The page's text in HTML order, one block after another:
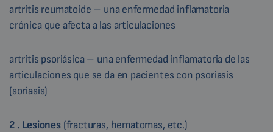
artritis reumatoide – una enfermedad inflamatoria
crónica que afecta a las articulaciones
artritis psoriásica – una enfermedad inflamatoria de las
articulaciones que se da en pacientes con psoriasis
(soriasis)
2 . Lesiones(fracturas, hematomas, etc.)